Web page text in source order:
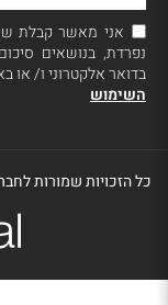
אני מאשר קבלת
נפרדת, בנושאים
בדואר אלקטרוני ו/ או
השימוש
כל הזכויות שמורות